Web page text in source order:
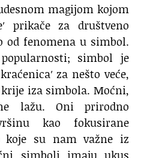
magijom kojom
prikače za društveno
fenomena u simbol.
simbol je
za nešto veće,
iza simbola. Moćni,
lažu. Oni prirodno
kao fokusirane
koje su nam važne iz
simboli imaju ukus